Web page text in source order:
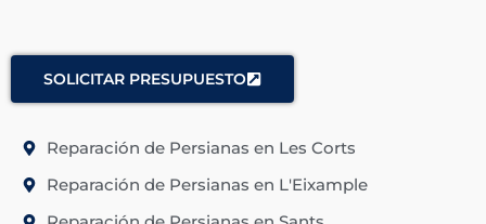
SOLICITAR PRESUPUESTO
Reparación de Persianas en Les Corts
Reparación de Persianas en L'Eixample